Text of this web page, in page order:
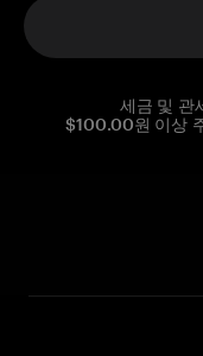
세금 및 관
$100.00원 이상